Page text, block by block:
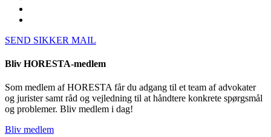
SEND SIKKER MAIL
Bliv HORESTA-medlem
Som medlem af HORESTA får du adgang til et team af advokater
og jurister samt råd og vejledning til at håndtere konkrete spørgsmål
og problemer. Bliv medlem i dag!
Bliv medlem